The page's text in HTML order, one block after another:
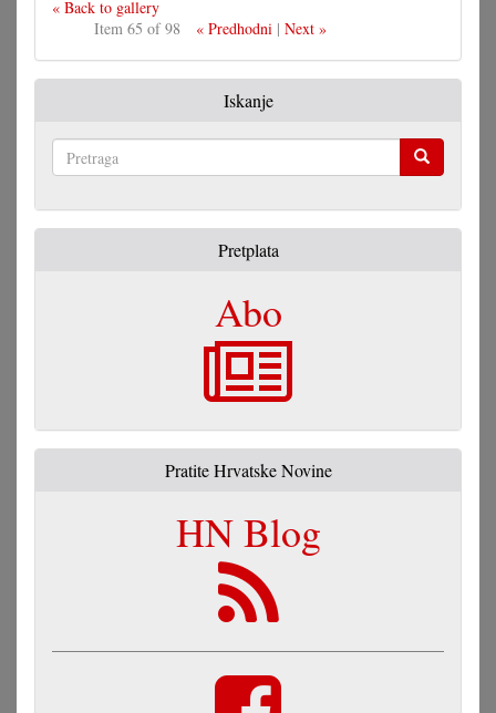
« Back to gallery
Item 65 of 98
« Predhodni| Next »
Iskanje
Pretplata
Abo
Pratite Hrvatske Novine
HN Blog